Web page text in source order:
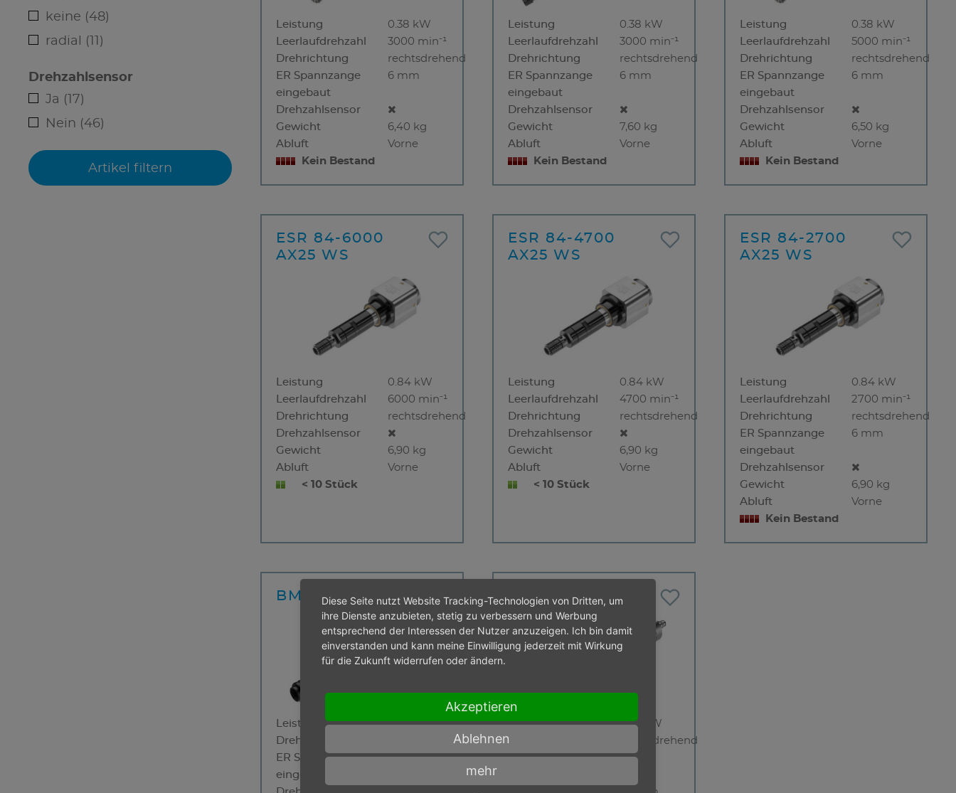
keine (48)
radial (11)
Drehzahlsensor
Ja (17)
Nein (46)
Leistung
0.38 kW
Leerlaufdrehzahl
3000 min⁻¹
Drehrichtung
rechtsdrehend
ER Spannzange
eingebaut
6 mm
Drehzahlsensor
Gewicht
6,40 kg
Abluft
Vorne
Kein Bestand
Leistung
0.38 kW
Leerlaufdrehzahl
3000 min⁻¹
Drehrichtung
rechtsdrehend
ER Spannzange
eingebaut
6 mm
Drehzahlsensor
Gewicht
7,60 kg
Abluft
Vorne
Kein Bestand
Leistung
0.38 kW
Leerlaufdrehzahl
5000 min⁻¹
Drehrichtung
rechtsdrehend
ER Spannzange
eingebaut
6 mm
Drehzahlsensor
Gewicht
6,50 kg
Abluft
Vorne
Kein Bestand
ESR 84-6000
AX25 WS
Leistung
0.84 kW
Leerlaufdrehzahl
6000 min⁻¹
Drehrichtung
rechtsdrehend
Drehzahlsensor
Gewicht
6,90 kg
Abluft
Vorne
< 10 Stück
ESR 84-4700
AX25 WS
Leistung
0.84 kW
Leerlaufdrehzahl
4700 min⁻¹
Drehrichtung
rechtsdrehend
Drehzahlsensor
Gewicht
6,90 kg
Abluft
Vorne
< 10 Stück
ESR 84-2700
AX25 WS
Leistung
0.84 kW
Leerlaufdrehzahl
2700 min⁻¹
Drehrichtung
rechtsdrehend
ER Spannzange
eingebaut
6 mm
Drehzahlsensor
Gewicht
6,90 kg
Abluft
Vorne
Kein Bestand
BME 40-6500 WS
Leistung S1
0,37 kW
Drehrichtung
rechtsdrehend
ER Spannzange
eingebaut
16 mm
BME 80-4500 WS
Leistung S1
0,52 kW
Drehrichtung
rechtsdrehend
ER Spannzange
16 mm
Diese Seite nutzt Website Tracking-Technologien von Dritten, um
ihre Dienste anzubieten, stetig zu verbessern und Werbung
entsprechend der Interessen der Nutzer anzuzeigen. Ich bin damit
einverstanden und kann meine Einwilligung jederzeit mit Wirkung
für die Zukunft widerrufen oder ändern.
Akzeptieren
Ablehnen
mehr